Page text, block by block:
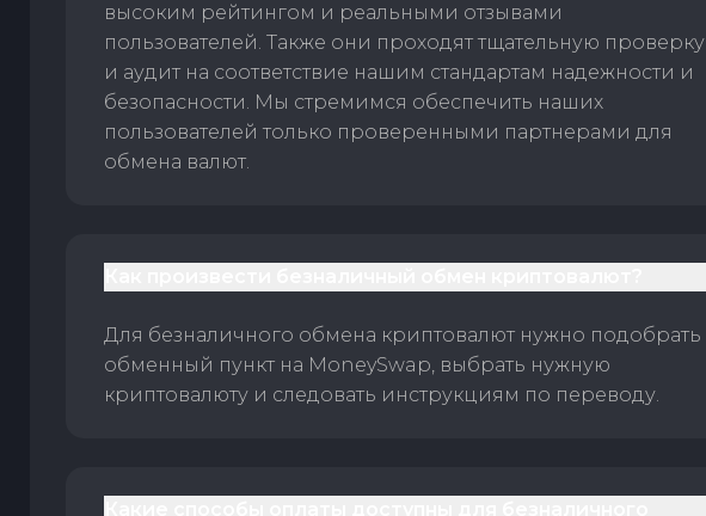
высоким рейтингом и реальными отзывами
пользователей. Также они проходят тщательную проверку
и аудит на соответствие нашим стандартам надежности и
безопасности. Мы стремимся обеспечить наших
пользователей только проверенными партнерами для
обмена валют.
Для безналичного обмена криптовалют нужно подобрать
обменный пункт на MoneySwap, выбрать нужную
криптовалюту и следовать инструкциям по переводу.